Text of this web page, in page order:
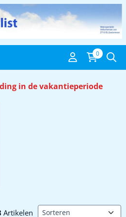
Kies instellingen of sta alle
0
in de vakantieperiode
Artikelen Sorteermethode